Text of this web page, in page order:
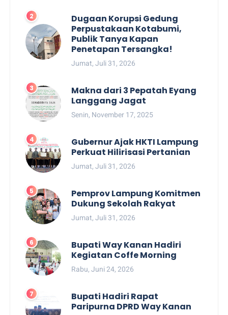
Dugaan Korupsi Gedung
Perpustakaan Kotabumi,
Publik Tanya Kapan
Penetapan Tersangka!
Jumat, Juli 31, 2026
Makna dari 3 Pepatah Eyang
Langgang Jagat
Senin, November 17, 2025
Gubernur Ajak HKTI Lampung
Perkuat Hilirisasi Pertanian
Jumat, Juli 31, 2026
Pemprov Lampung Komitmen
Dukung Sekolah Rakyat
Jumat, Juli 31, 2026
Bupati Way Kanan Hadiri
Kegiatan Coffe Morning
Rabu, Juni 24, 2026
Bupati Hadiri Rapat
Paripurna DPRD Way Kanan